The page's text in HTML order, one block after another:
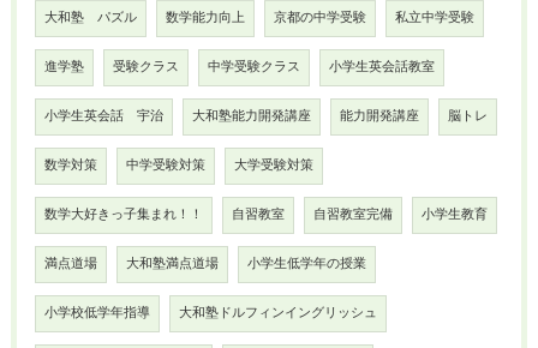
大和塾 パズル 数学能力向上 京都の中学受験 私立中学受験
進学塾 受験クラス 中学受験クラス 小学生英会話教室
小学生英会話 宇治 大和塾能力開発講座 能力開発講座 脳トレ
数学対策 中学受験対策 大学受験対策
数学大好きっ子集まれ！！ 自習教室 自習教室完備 小学生教育
満点道場 大和塾満点道場 小学生低学年の授業
小学校低学年指導 大和塾ドルフィンイングリッシュ